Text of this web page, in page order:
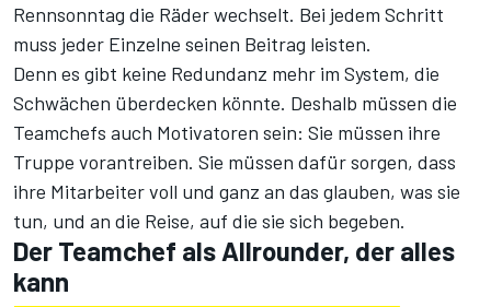
Rennsonntag die Räder wechselt. Bei jedem Schritt
muss jeder Einzelne seinen Beitrag leisten.
Denn es gibt keine Redundanz mehr im System, die
Schwächen überdecken könnte. Deshalb müssen die
Teamchefs auch Motivatoren sein: Sie müssen ihre
Truppe vorantreiben. Sie müssen dafür sorgen, dass
ihre Mitarbeiter voll und ganz an das glauben, was sie
tun, und an die Reise, auf die sie sich begeben.
Der Teamchef als Allrounder, der alles
kann